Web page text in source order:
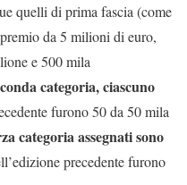
quelli di prima fascia (come
da 5 milioni di euro,
e 500 mila
categoria, ciascuno
furono 50 da 50 mila
categoria assegnati sono
precedente furono